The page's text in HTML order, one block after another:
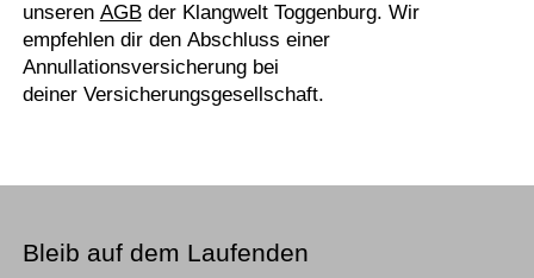
unseren AGBder Klangwelt Toggenburg. Wir
empfehlen dir den Abschluss einer
Annullationsversicherung bei
deiner Versicherungsgesellschaft.
Bleib auf dem Laufenden